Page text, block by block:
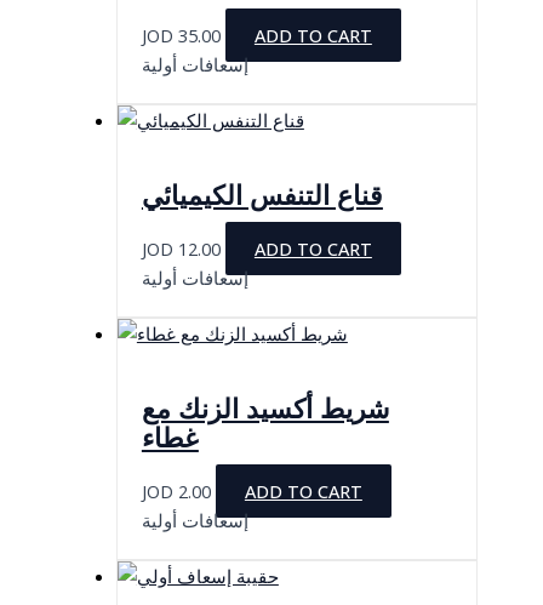
JOD 35.00
ADD TO CART
إسعافات أولية
قناع التنفس الكيميائي
JOD 12.00
ADD TO CART
إسعافات أولية
شريط أكسيد الزنك مع
غطاء
JOD 2.00
ADD TO CART
إسعافات أولية